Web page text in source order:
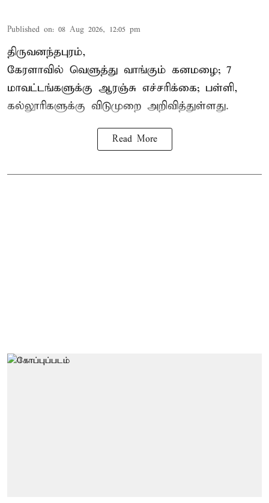
Published on: 08 Aug 2026, 12:05 pm
திருவனந்தபுரம்,
கேரளாவில் வெளுத்து வாங்கும் கனமழை; 7
மாவட்டங்களுக்கு ஆரஞ்சு எச்சரிக்கை; பள்ளி,
கல்லூரிகளுக்கு விடுமுறை அறிவித்துள்ளது.
Read More